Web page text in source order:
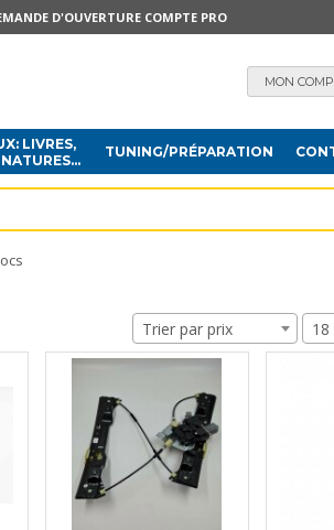
D'OUVERTURE COMPTE PRO
MON
LIVRES,
TUNING/PRÉPARATION
Trier par prix